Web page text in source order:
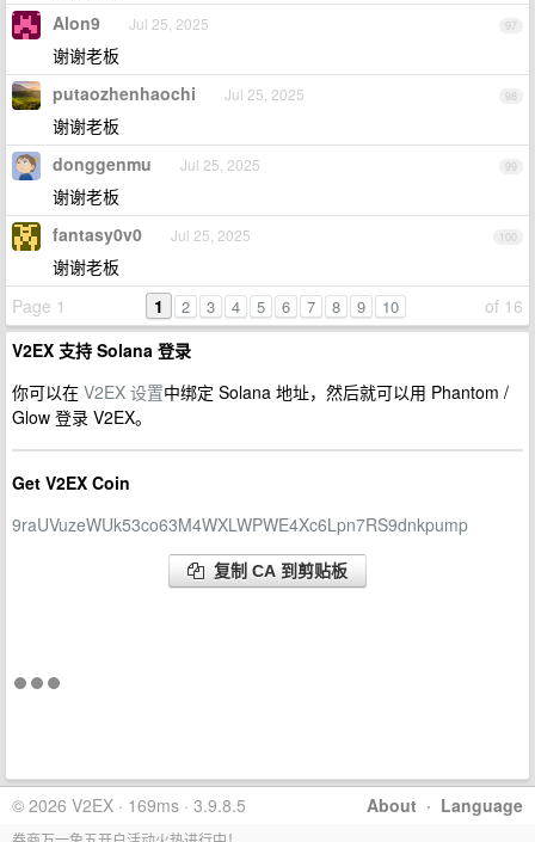
97
Alon9 Jul 25, 2025
谢谢老板
98
putaozhenhaochi Jul 25, 2025
谢谢老板
99
donggenmu Jul 25, 2025
谢谢老板
100
fantasy0v0 Jul 25, 2025
谢谢老板
Page 1
of 16
1 2 3 4 5 6 7 8 9 10
V2EX 支持 Solana 登录
你可以在 V2EX 设置中绑定 Solana 地址，然后就可以用 Phantom /
Glow 登录 V2EX。
Get V2EX Coin
9raUVuzeWUk53co63M4WXLWPWE4Xc6Lpn7RS9dnkpump
复制 CA 到剪贴板
About · Language
© 2026 V2EX · 169ms · 3.9.8.5